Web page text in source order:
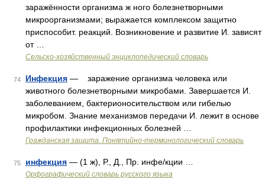
заражённости организма ж ного болезнетворными
микроорганизмами; выражается комплексом защитно
приспособит. реакций. Возникновение и развитие И. зависят
от …
Сельско-хозяйственный энциклопедический словарь
74 Инфекция — заражение организма человека или
животного болезнетворными микробами. Завершается И.
заболеванием, бактерионосительством или гибелью
микробом. Знание механизмов передачи И. лежит в основе
профилактики инфекционных болезней …
Гражданская защита. Понятийно-терминологический словарь
75 инфекция — (1 ж), Р., Д., Пр. инфе/кции …
Орфографический словарь русского языка